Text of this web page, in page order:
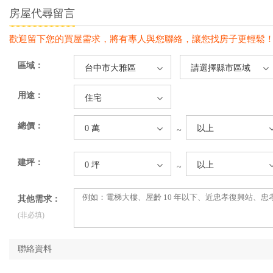
房屋代尋留言
歡迎留下您的買屋需求，將有專人與您聯絡，讓您找房子更輕鬆！
區域： 台中市大雅區 請選擇縣市區域
用途： 住宅
總價： 0 萬 ~ 以上
建坪： 0 坪 ~ 以上
其他需求：
(非必填)
聯絡資料